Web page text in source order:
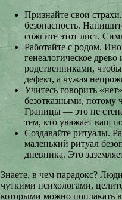
Признайте свои
безопасность.
сожгите этот лист.
Работайте с родом.
генеалогическое
родственниками,
дефект, а чужая
Учитесь говорить
безотказными, потому
Границы — это не
тем, кто уважает ваш
Создавайте ритуалы.
маленький ритуал
дневника. Это
Знаете, в чем парадокс?
чуткими психологами,
которыми можно поплакать